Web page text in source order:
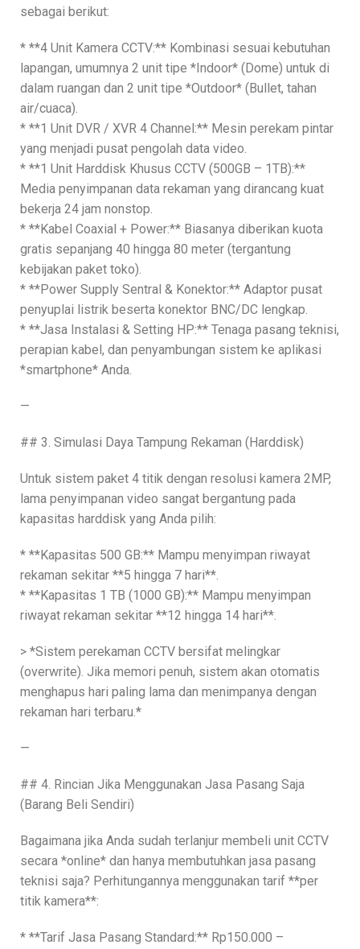
sebagai berikut:
* **4 Unit Kamera CCTV:** Kombinasi sesuai kebutuhan
lapangan, umumnya 2 unit tipe *Indoor* (Dome) untuk di
dalam ruangan dan 2 unit tipe *Outdoor* (Bullet, tahan
air/cuaca).
* **1 Unit DVR / XVR 4 Channel:** Mesin perekam pintar
yang menjadi pusat pengolah data video.
* **1 Unit Harddisk Khusus CCTV (500GB – 1TB):**
Media penyimpanan data rekaman yang dirancang kuat
bekerja 24 jam nonstop.
* **Kabel Coaxial + Power:** Biasanya diberikan kuota
gratis sepanjang 40 hingga 80 meter (tergantung
kebijakan paket toko).
* **Power Supply Sentral & Konektor:** Adaptor pusat
penyuplai listrik beserta konektor BNC/DC lengkap.
* **Jasa Instalasi & Setting HP:** Tenaga pasang teknisi,
perapian kabel, dan penyambungan sistem ke aplikasi
*smartphone* Anda.
—
## 3. Simulasi Daya Tampung Rekaman (Harddisk)
Untuk sistem paket 4 titik dengan resolusi kamera 2MP,
lama penyimpanan video sangat bergantung pada
kapasitas harddisk yang Anda pilih:
* **Kapasitas 500 GB:** Mampu menyimpan riwayat
rekaman sekitar **5 hingga 7 hari**.
* **Kapasitas 1 TB (1000 GB):** Mampu menyimpan
riwayat rekaman sekitar **12 hingga 14 hari**.
> *Sistem perekaman CCTV bersifat melingkar
(overwrite). Jika memori penuh, sistem akan otomatis
menghapus hari paling lama dan menimpanya dengan
rekaman hari terbaru.*
—
## 4. Rincian Jika Menggunakan Jasa Pasang Saja
(Barang Beli Sendiri)
Bagaimana jika Anda sudah terlanjur membeli unit CCTV
secara *online* dan hanya membutuhkan jasa pasang
teknisi saja? Perhitungannya menggunakan tarif **per
titik kamera**:
* **Tarif Jasa Pasang Standard:** Rp150.000 –